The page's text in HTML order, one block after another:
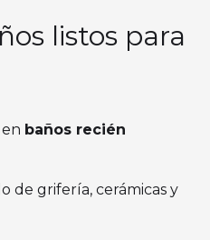
listos para
baños recién
de grifería, cerámicas y